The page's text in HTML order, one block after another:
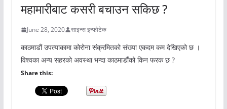
महामारीबाट कसरी बचाउन सकिछ ?
June 28, 2020 साइन्स इन्फोटेक
काठमाडौं उपत्याकामा कोरोना संक्रमितको संख्या एकदम कम देखिएको छ ।
विश्वका अन्य सहरको अवस्था भन्दा काठमाडौंको किन फरक छ ?
Share this: